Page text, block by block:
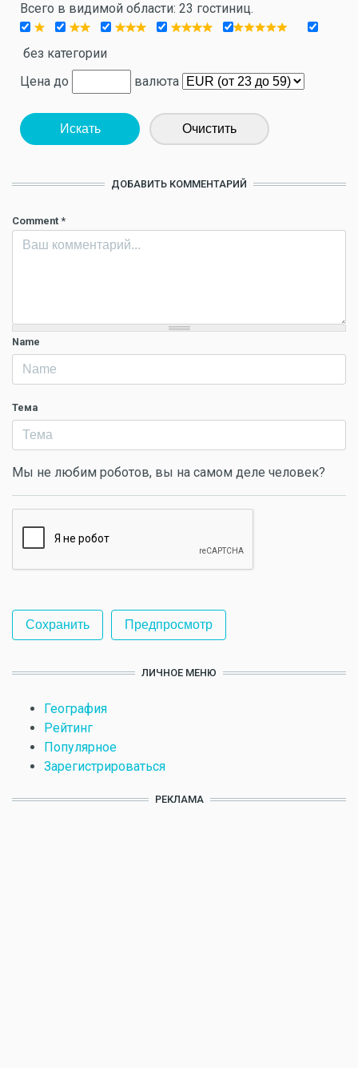
Всего в видимой области: 23 гостиниц.
без категории
Цена до
валюта
Искать Очистить
ДОБАВИТЬ КОММЕНТАРИЙ
Comment *
Name
Тема
Мы не любим роботов, вы на самом деле человек?
ЛИЧНОЕ МЕНЮ
География
Рейтинг
Популярное
Зарегистрироваться
РЕКЛАМА